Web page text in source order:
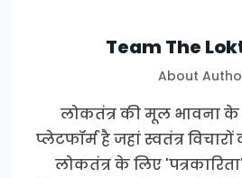
Team The
About
लोकतंत्र की मूल भावना
प्लेटफॉर्म है जहां स्वतंत्र विचारों
लोकतंत्र के लिए